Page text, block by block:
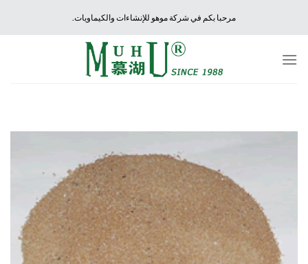
مرحبا بكم في شركة موهو للإنشاءات والكيماويات.